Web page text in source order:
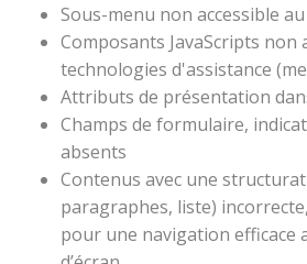
Sous-menu non accessible
Composants JavaScripts non
technologies d'assistance
Attributs de présentation
Champs de formulaire,
absents
Contenus avec une
paragraphes, liste)
pour une navigation efficace